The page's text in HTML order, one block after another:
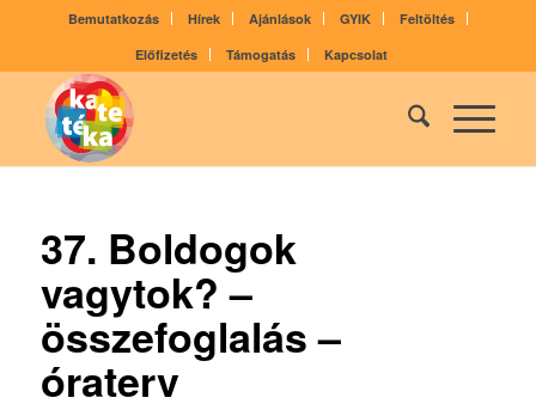
Bemutatkozás Hírek Ajánlások GYIK
Feltöltés
Előfizetés
Támogatás Kapcsolat
37. Boldogok
vagytok? –
összefoglalás –
óraterv